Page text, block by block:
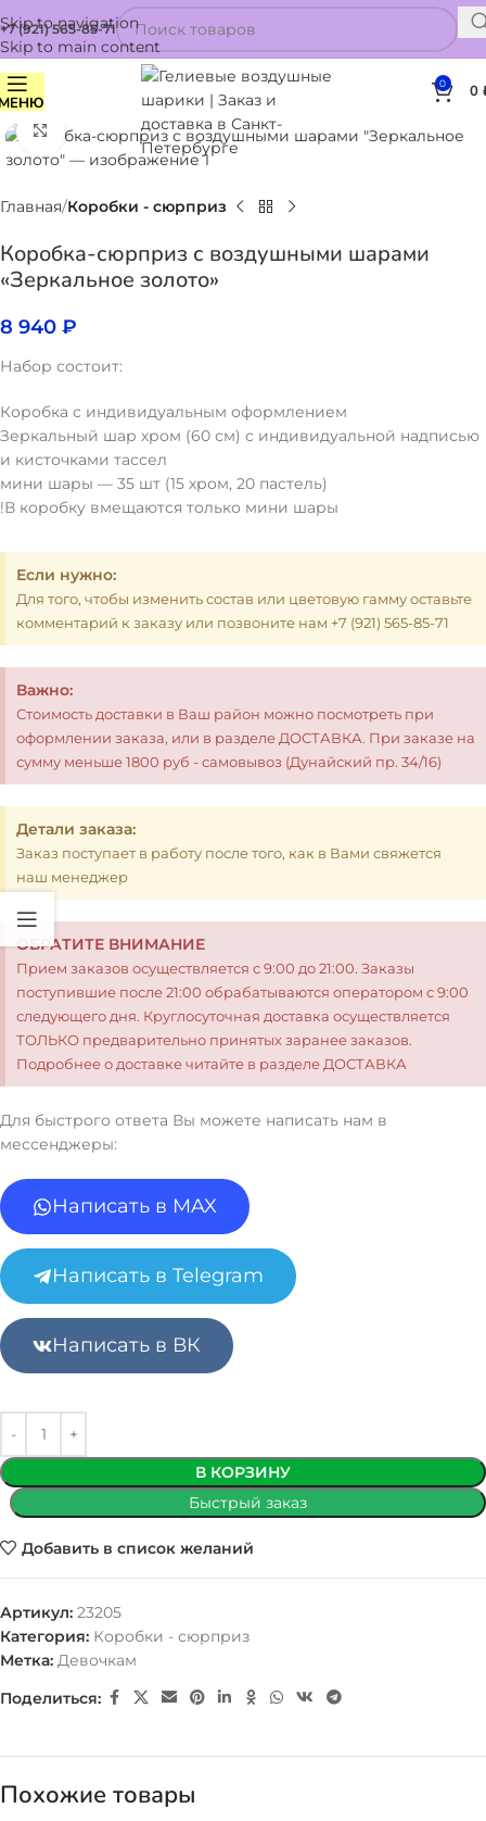
Skip to navigation
Skip to main content
+7 (921) 565-85-71
0 0
Нажмите, чтобы увеличить
Главная Коробки - сюрприз
Коробка-сюрприз с воздушными шарами
«Зеркальное золото»
8 940 ₽
Набор состоит:
Коробка с индивидуальным оформлением
Зеркальный шар хром (60 см) с индивидуальной надписью
и кисточками тассел
мини шары — 35 шт (15 хром, 20 пастель)
!В коробку вмещаются только мини шары
Если нужно:
Для того, чтобы изменить состав или цветовую гамму оставьте
комментарий к заказу или позвоните нам +7 (921) 565-85-71
Важно:
Стоимость доставки в Ваш район можно посмотреть при
оформлении заказа, или в разделе ДОСТАВКА. При заказе на
сумму меньше 1800 руб - самовывоз (Дунайский пр. 34/16)
Детали заказа:
Заказ поступает в работу после того, как в Вами свяжется
наш менеджер
ОБРАТИТЕ ВНИМАНИЕ
Прием заказов осуществляется с 9:00 до 21:00. Заказы
поступившие после 21:00 обрабатываются оператором с 9:00
следующего дня. Круглосуточная доставка осуществляется
ТОЛЬКО предварительно принятых заранее заказов.
Подробнее о доставке читайте в разделе ДОСТАВКА
Для быстрого ответа Вы можете написать нам в
мессенджеры:
Написать в MAX
Написать в Telegram
Написать в ВК
В КОРЗИНУ
Быстрый заказ
Добавить в список желаний
Артикул: 23205
Категория: Коробки - сюрприз
Метка: Девочкам
Поделиться:
Похожие товары